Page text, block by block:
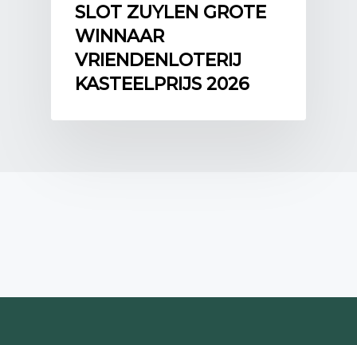
SLOT ZUYLEN GROTE
WINNAAR
VRIENDENLOTERIJ
KASTEELPRIJS 2026